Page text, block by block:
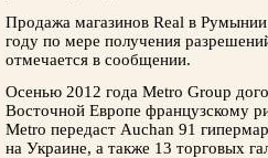
Продажа магазинов Real в
году по мере получения
отмечается в сообщении.
Осенью 2012 года Metro Group
Восточной Европе французскому
Metro передаст Auchan 91
на Украине, а также 13 торговых